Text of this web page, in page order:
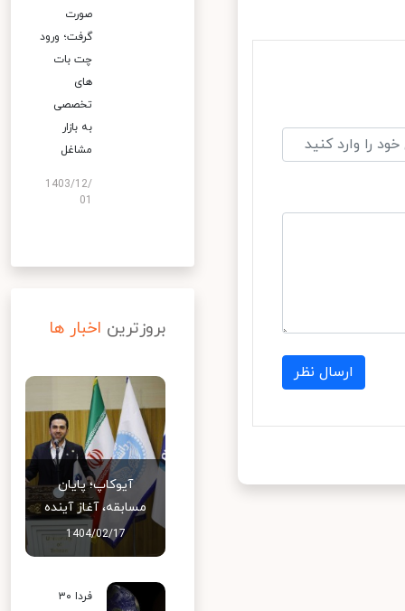
ارسال نظر
صورت
گرفت؛ ورود
چت بات
های
تخصصی
به بازار
مشاغل
1403/12/
بروزترین اخبار ها
آیوکاپ؛ پایان
مسابقه، آغاز آینده
1404/02/17
فردا ۳۰